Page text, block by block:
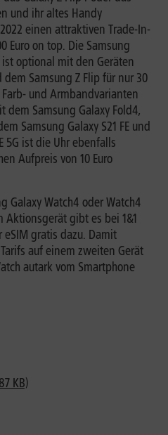
und ihr altes Handy
einen attraktiven Trade-In-
Euro on top. Die Samsung
optional mit den Geräten
Samsung Z Flip für nur 30
und Armbandvarianten
Samsung Galaxy Fold4,
Samsung Galaxy S21 FE und
5G ist die Uhr ebenfalls
Aufpreis von 10 Euro
Galaxy Watch4 oder Watch4
gibt es bei 1&1
gratis dazu. Damit
auf einem zweiten Gerät
autark vom Smartphone
KB)